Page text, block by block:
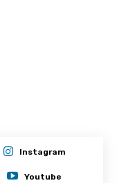
Instagram
Youtube